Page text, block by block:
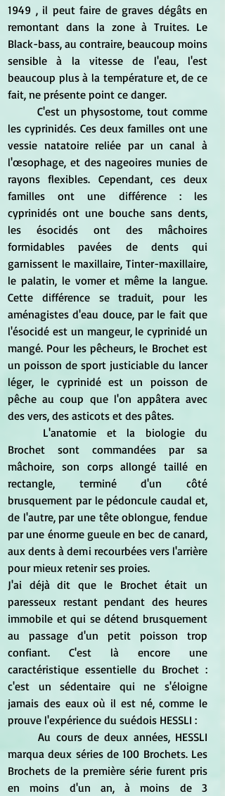
1949 , il peut faire de graves dégâts en
remontant dans la zone à Truites. Le
Black-bass, au contraire, beaucoup moins
sensible à la vitesse de l'eau, l'est
beaucoup plus à la température et, de ce
fait, ne présente point ce danger.
les cyprinidés. Ces deux familles ont une
vessie natatoire reliée par un canal à
l'œsophage, et des nageoires munies de
rayons flexibles. Cependant, ces deux
familles ont une différence : les
cyprinidés ont une bouche sans dents,
les ésocidés ont des mâchoires
formidables pavées de dents qui
garnissent le maxillaire, Tinter-maxillaire,
le palatin, le vomer et même la langue.
Cette différence se traduit, pour les
aménagistes d'eau douce, par le fait que
l'ésocidé est un mangeur, le cyprinidé un
mangé. Pour les pêcheurs, le Brochet est
un poisson de sport justiciable du lancer
léger, le cyprinidé est un poisson de
pêche au coup que l'on appâtera avec
des vers, des asticots et des pâtes.
Brochet sont commandées par sa
mâchoire, son corps allongé taillé en
rectangle, terminé d'un côté
brusquement par le pédoncule caudal et,
de l'autre, par une tête oblongue, fendue
par une énorme gueule en bec de canard,
aux dents à demi recourbées vers l'arrière
pour mieux retenir ses proies.
J'ai déjà dit que le Brochet était un
paresseux restant pendant des heures
immobile et qui se détend brusquement
au passage d'un petit poisson trop
confiant. C'est là encore une
caractéristique essentielle du Brochet :
c'est un sédentaire qui ne s'éloigne
jamais des eaux où il est né, comme le
prouve l'expérience du suédois HESSLI :
	Au cours de deux années, HESSLI
marqua deux séries de 100 Brochets. Les
Brochets de la première série furent pris
en moins d'un an, à moins de 3